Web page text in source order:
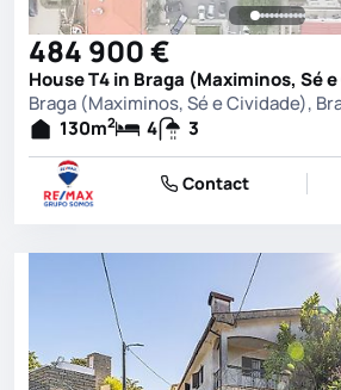
484 900 €
House T4 in Braga (Maximinos, Sé
Braga (Maximinos, Sé e Cividade),
130m2 4 3
Contact